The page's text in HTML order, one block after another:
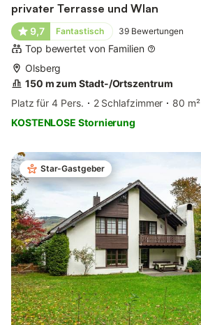
privater Terrasse und Wlan
9,7 Fantastisch 39 Bewertungen
Top bewertet von Familien
Olsberg
150 m zum Stadt-/Ortszentrum
Platz für 4 Pers.
2 Schlafzimmer
80 m²
KOSTENLOSE Stornierung
Star-Gastgeber